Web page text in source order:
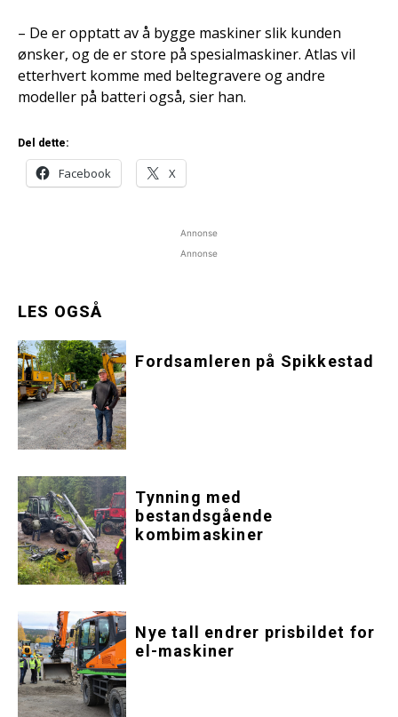
– De er opptatt av å bygge maskiner slik kunden
ønsker, og de er store på spesialmaskiner. Atlas vil
etterhvert komme med beltegravere og andre
modeller på batteri også, sier han.
Del dette:
Facebook X
Annonse
Annonse
LES OGSÅ
Fordsamleren på Spikkestad
Tynning med
bestandsgående
kombimaskiner
Nye tall endrer prisbildet for
el-maskiner